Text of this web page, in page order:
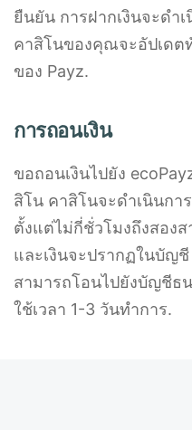
ยืนยัน การฝากเงินจะดำ
คาสิโนของคุณจะอัปเดต
ของ Payz.
การถอนเงิน
ขอถอนเงินไปยัง
สิโน คาสิโนจะดำเนินกา
ตั้งแต่ไม่กี่ชั่วโมงถึงสอง
และเงินจะปรากฏในบั
สามารถโอนไปยังบัญชีธ
ใช้เวลา 1-3 วันทำการ.